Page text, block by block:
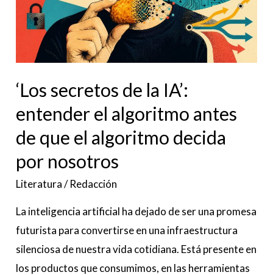
‘Los secretos de la IA’:
entender el algoritmo antes
de que el algoritmo decida
por nosotros
Literatura/Redacción
La inteligencia artificial ha dejado de ser una promesa
futurista para convertirse en una infraestructura
silenciosa de nuestra vida cotidiana. Está presente en
los productos que consumimos, en las herramientas
IA’:
entender
antes
que
el
algoritmo
decida
nosotros